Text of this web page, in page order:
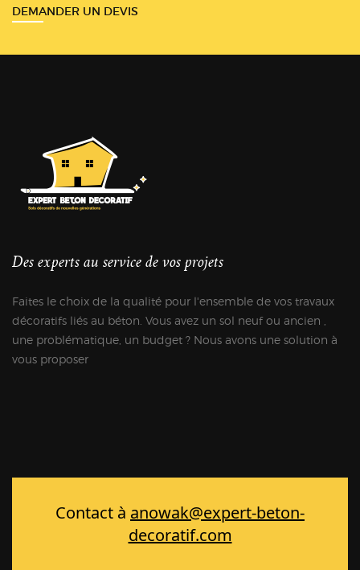
DEMANDER UN DEVIS
Des experts au service de vos projets
Faites le choix de la qualité pour l'ensemble de vos travaux
décoratifs liés au béton. Vous avez un sol neuf ou ancien ,
une problématique, un budget ? Nous avons une solution à
vous proposer